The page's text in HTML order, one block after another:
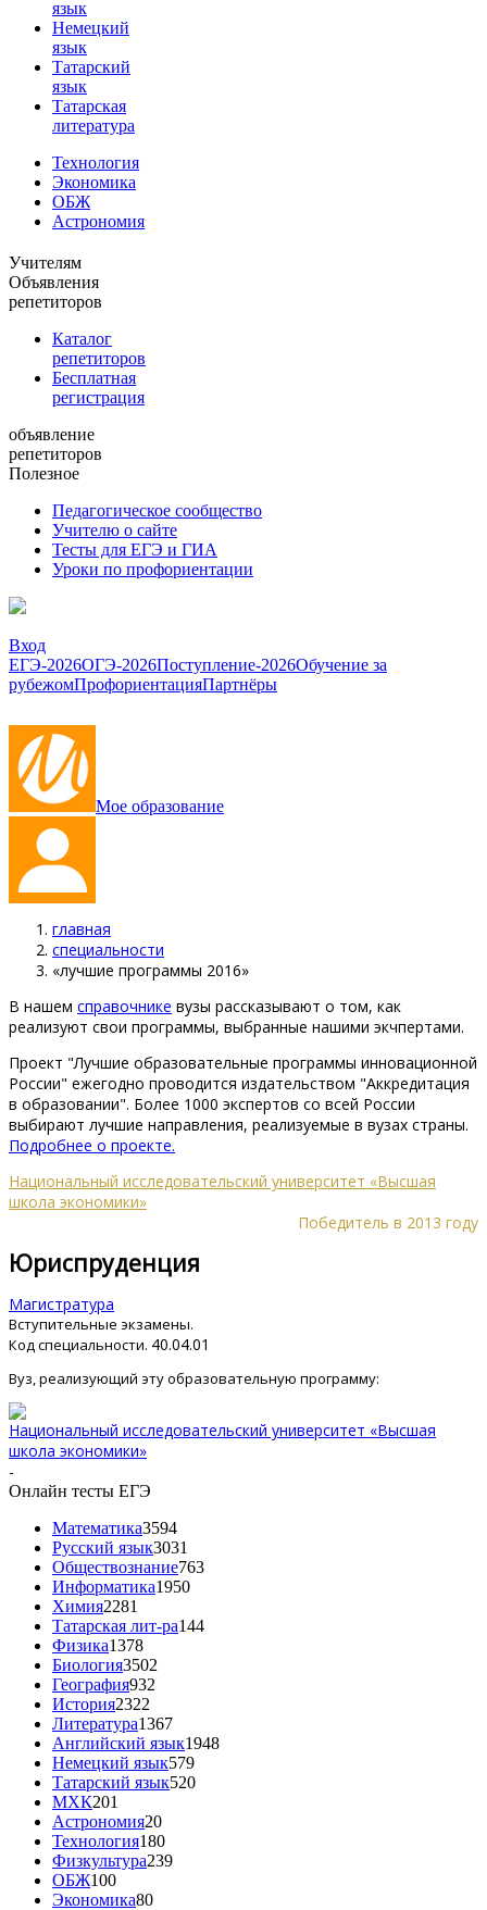
язык
Немецкий
язык
Татарский
язык
Татарская
литература
Технология
Экономика
ОБЖ
Астрономия
Учителям
Объявления
репетиторов
Каталог
репетиторов
Бесплатная
регистрация
объявление
репетиторов
Полезное
Педагогическое сообщество
Учителю о сайте
Тесты для ЕГЭ и ГИА
Уроки по профориентации
Вход
ЕГЭ-2026ОГЭ-2026Поступление-2026Обучение за
рубежомПрофориентацияПартнёры
Мое образование
главная
специальности
«лучшие программы 2016»
В нашем справочнике вузы рассказывают о том, как
реализуют свои программы, выбранные нашими экчпертами.
Проект "Лучшие образовательные программы инновационной
России" ежегодно проводится издательством "Аккредитация
в образовании". Более 1000 экспертов со всей России
выбирают лучшие направления, реализуемые в вузах страны.
Подробнее о проекте.
Национальный исследовательский университет «Высшая
школа экономики»
Победитель в 2013 году
Юриспруденция
Магистратура
Вступительные экзамены.
Код специальности. 40.04.01
Вуз, реализующий эту образовательную программу:
Национальный исследовательский университет «Высшая
школа экономики»
-
Онлайн тесты ЕГЭ
Математика3594
Русский язык3031
Обществознание763
Информатика1950
Химия2281
Татарская лит-ра144
Физика1378
Биология3502
География932
История2322
Литература1367
Английский язык1948
Немецкий язык579
Татарский язык520
МХК201
Астрономия20
Технология180
Физкультура239
ОБЖ100
Экономика80